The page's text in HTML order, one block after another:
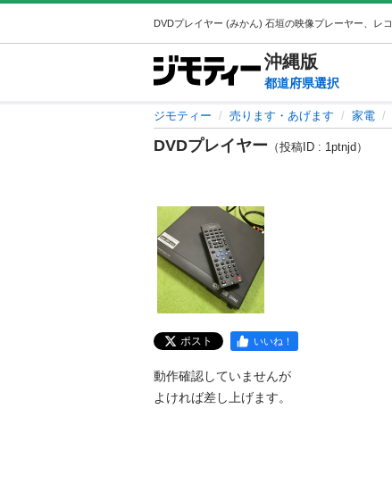
沖縄版
都道府県選択
ジモティー 売ります・あげます 家電
DVDプレイヤー （投稿ID : 1ptnjd）
ポスト いいね！
動作確認していませんが
よければ差し上げます。